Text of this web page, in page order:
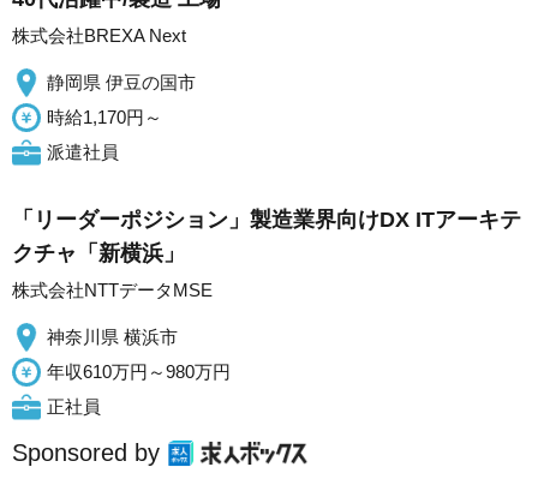
株式会社BREXA Next
静岡県 伊豆の国市
時給1,170円～
派遣社員
「リーダーポジション」製造業界向けDX ITアーキテ
クチャ「新横浜」
株式会社NTTデータMSE
神奈川県 横浜市
年収610万円～980万円
正社員
Sponsored by